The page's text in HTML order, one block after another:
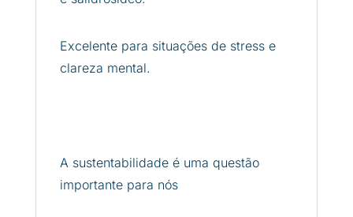
Excelente para situações de stress e
clareza mental.
A sustentabilidade é uma questão
importante para nós